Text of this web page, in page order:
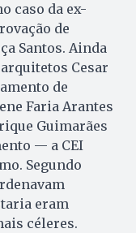
caso da ex-
de
Santos. Ainda
Cesar
de
Faria Arantes
Guimarães
— a CEI
Segundo
eram
céleres.